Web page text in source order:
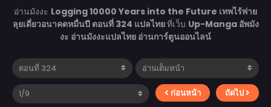
อ่านมังงะ Logging 10000 Years into the Future เทพไร้พ่าย
ลุยเดี่ยวอนาคตหมื่นปี ตอนที่ 324 แปลไทยที่เว็บ Up-Manga อัพมัง
งะ อ่านมังงะแปลไทย อ่านการ์ตูนออนไลน์
ก่อนหน้า ถัดไป